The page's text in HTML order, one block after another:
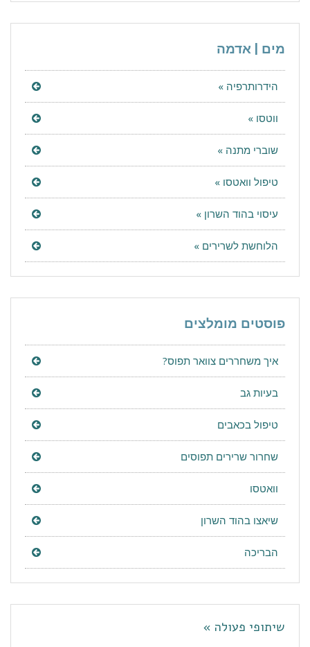
מים | אדמה
הידרותרפיה »
ווטסו »
שוברי מתנה »
טיפול וואטסו »
עיסוי בהוד השרון »
הלוחשת לשרירים »
פוסטים מומלצים
איך משחררים צוואר תפוס?
בעיות גב
טיפול בכאבים
שחרור שרירים תפוסים
וואטסו
שיאצו בהוד השרון
הבריכה
שיתופי פעולה »